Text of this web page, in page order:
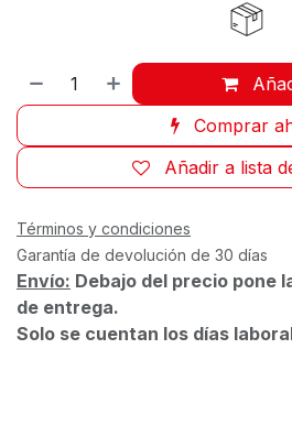
Comprar
Añadir a lista
Términos y condiciones
Garantía de devolución de 30 días
Envío: Debajo del precio pone
de entrega.
Solo se cuentan los días